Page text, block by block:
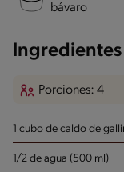
bávaro
Ingredientes
Porciones: 4
1 cubo de caldo de
1/2 de agua (500 ml)